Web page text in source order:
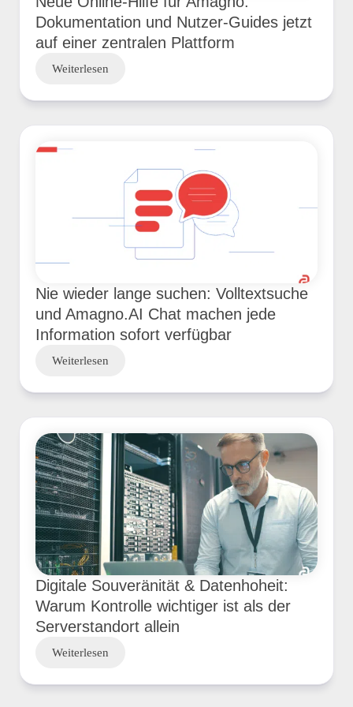
Dokumentation und Nutzer-Guides jetzt
auf einer zentralen Plattform
Weiterlesen
Nie wieder lange suchen: Volltextsuche
und Amagno.AI Chat machen jede
Information sofort verfügbar
Weiterlesen
Digitale Souveränität & Datenhoheit:
Warum Kontrolle wichtiger ist als der
Serverstandort allein
Weiterlesen